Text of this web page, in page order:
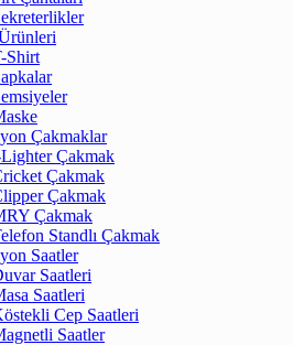
Shirt
Çakmaklar
Çakmak
Çakmak
Çakmak
Çakmak
Standlı Çakmak
Saatler
Saatleri
Saatleri
Cep Saatleri
Saatler